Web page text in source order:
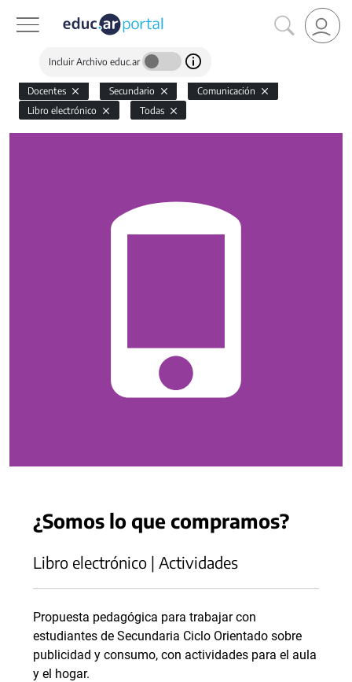
Incluir Archivo educ.ar
Docentes Secundario
Comunicación
Libro electrónico
Todas
¿Somos lo que compramos?
Libro electrónico | Actividades
Propuesta pedagógica para trabajar con
estudiantes de Secundaria Ciclo Orientado sobre
publicidad y consumo, con actividades para el aula
y el hogar.